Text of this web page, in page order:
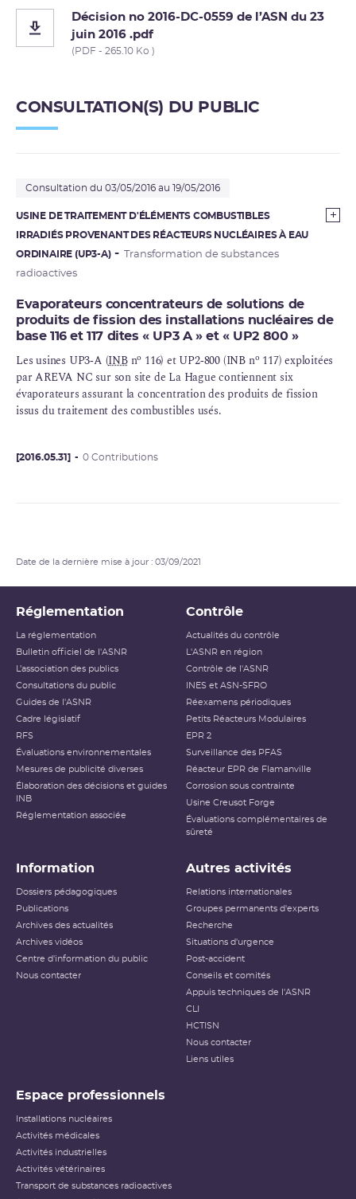
Décision no 2016-DC-0559 de l’ASN du 23
juin 2016 .pdf
(PDF - 265.10 Ko )
CONSULTATION(S) DU PUBLIC
Consultation du 03/05/2016 au 19/05/2016
USINE DE TRAITEMENT D'ÉLÉMENTS COMBUSTIBLES
IRRADIÉS PROVENANT DES RÉACTEURS NUCLÉAIRES À EAU
ORDINAIRE (UP3-A)
Transformation de substances
radioactives
Evaporateurs concentrateurs de solutions de
produits de fission des installations nucléaires de
base 116 et 117 dites « UP3 A » et « UP2 800 »
Les usines UP3‑A (INBno 116) et UP2‑800 (INB no117) exploitées
par AREVA NC sur son site de La Hague contiennent six
évaporateurs assurant la concentration des produits de fission
issus du traitement des combustibles usés.
[2016.05.31] 0 Contributions
Date de la dernière mise à jour : 03/09/2021
Réglementation
La réglementation
Bulletin officiel de l'ASNR
L’association des publics
Consultations du public
Guides de l'ASNR
Cadre législatif
RFS
Évaluations environnementales
Mesures de publicité diverses
Élaboration des décisions et guides
INB
Réglementation associée
Contrôle
Actualités du contrôle
L'ASNR en région
Contrôle de l'ASNR
INES et ASN-SFRO
Réexamens périodiques
Petits Réacteurs Modulaires
EPR 2
Surveillance des PFAS
Réacteur EPR de Flamanville
Corrosion sous contrainte
Usine Creusot Forge
Évaluations complémentaires de
sûreté
Information
Dossiers pédagogiques
Publications
Archives des actualités
Archives vidéos
Centre d'information du public
Nous contacter
Autres activités
Relations internationales
Groupes permanents d'experts
Recherche
Situations d'urgence
Post-accident
Conseils et comités
Appuis techniques de l'ASNR
CLI
HCTISN
Nous contacter
Liens utiles
Espace professionnels
Installations nucléaires
Activités médicales
Activités industrielles
Activités vétérinaires
Transport de substances radioactives